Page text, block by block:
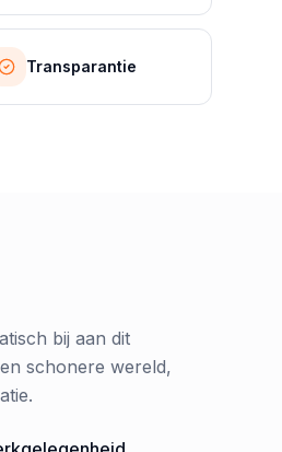
Transparantie
bij aan dit
schonere wereld,